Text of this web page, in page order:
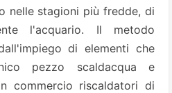
nelle stagioni più fredde, di
l'acquario. Il metodo
di elementi che
pezzo scaldacqua e
commercio riscaldatori di